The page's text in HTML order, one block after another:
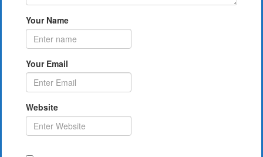
Your Name
Your Email
Website